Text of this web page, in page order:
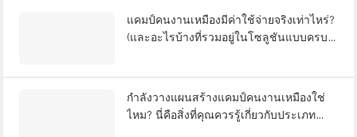
แคมป์คนงานเหมืองมีค่าใช้จ่ายจริงเท่าไหร่?
(และอะไรบ้างที่รวมอยู่ในโซลูชันแบบครบ
กำลังวางแผนสร้างแคมป์คนงานเหมืองใช่
ไหม? นี่คือสิ่งที่คุณควรรู้เกี่ยวกับประเภท